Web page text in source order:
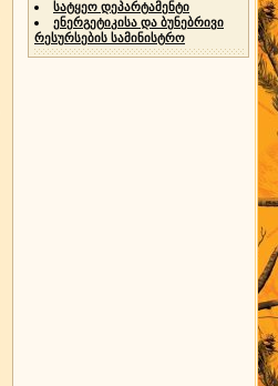
სატყეო დეპარტამენტი
ენერგეტიკისა და ბუნებრივი
რესურსების სამინისტრო